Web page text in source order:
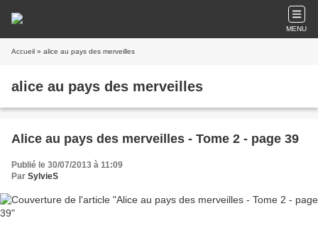
MENU
Accueil » alice au pays des merveilles
alice au pays des merveilles
Alice au pays des merveilles - Tome 2 - page 39
Publié le 30/07/2013 à 11:09
Par SylvieS